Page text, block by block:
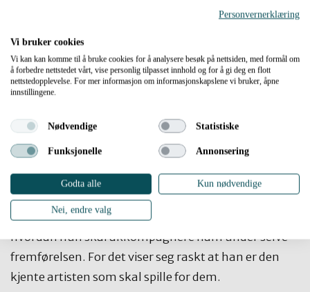
Promoplakat under arbeid.
Imens lager markedsføringsgruppa fargerike
plakater. I et hjørne får tre ivrige kulturverter en
innføring i hvordan et lydbord fungerer, og ei følger
oppmerksomt med mens Barrikmo forklarer
hvordan hun skal akkompagnere ham under selve
fremførelsen. For det viser seg raskt at han er den
kjente artisten som skal spille for dem.
Personvernerklæring
Vi bruker cookies
Vi kan kan komme til å bruke cookies for å analysere besøk på nettsiden, med formål om
å forbedre nettstedet vårt, vise personlig tilpasset innhold og for å gi deg en flott
nettstedopplevelse. For mer informasjon om informasjonskapslene vi bruker, åpne
innstillingene.
Nødvendige Statistiske
Funksjonelle Annonsering
Godta alle Kun nødvendige
Nei, endre valg